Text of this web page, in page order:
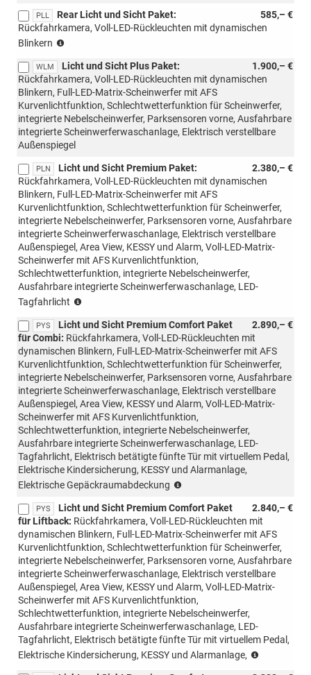
PLC/PL4/PLF/PL9
möglich)
PLL 585,– €
Rear Licht und Sicht Paket:
Rückfahrkamera, Voll-LED-Rückleuchten mit dynamischen
Blinkern
3N3
möglich)
WLM 1.900,– €
Licht und Sicht Plus Paket:
Rückfahrkamera, Voll-LED-Rückleuchten mit dynamischen
Blinkern, Full-LED-Matrix-Scheinwerfer mit AFS
Kurvenlichtfunktion, Schlechtwetterfunktion für Scheinwerfer,
integrierte Nebelscheinwerfer, Parksensoren vorne, Ausfahrbare
integrierte Scheinwerferwaschanlage, Elektrisch verstellbare
Außenspiegel
PLN 2.380,– €
Licht und Sicht Premium Paket:
Rückfahrkamera, Voll-LED-Rückleuchten mit dynamischen
Blinkern, Full-LED-Matrix-Scheinwerfer mit AFS
Kurvenlichtfunktion, Schlechtwetterfunktion für Scheinwerfer,
integrierte Nebelscheinwerfer, Parksensoren vorne, Ausfahrbare
integrierte Scheinwerferwaschanlage, Elektrisch verstellbare
Außenspiegel, Area View, KESSY und Alarm, Voll-LED-Matrix-
Scheinwerfer mit AFS Kurvenlichtfunktion,
Schlechtwetterfunktion, integrierte Nebelscheinwerfer,
Ausfahrbare integrierte Scheinwerferwaschanlage, LED-
Tagfahrlicht
PTB/PTC/PAW/PAP
möglich,nicht
mit
Loft
möglich)
PYS 2.890,– €
Licht und Sicht Premium Comfort Paket
für Combi: Rückfahrkamera, Voll-LED-Rückleuchten mit
dynamischen Blinkern, Full-LED-Matrix-Scheinwerfer mit AFS
Kurvenlichtfunktion, Schlechtwetterfunktion für Scheinwerfer,
integrierte Nebelscheinwerfer, Parksensoren vorne, Ausfahrbare
integrierte Scheinwerferwaschanlage, Elektrisch verstellbare
Außenspiegel, Area View, KESSY und Alarm, Voll-LED-Matrix-
Scheinwerfer mit AFS Kurvenlichtfunktion,
Schlechtwetterfunktion, integrierte Nebelscheinwerfer,
Ausfahrbare integrierte Scheinwerferwaschanlage, LED-
Tagfahrlicht, Elektrisch betätigte fünfte Tür mit virtuellem Pedal,
Elektrische Kindersicherung, KESSY und Alarmanlage,
Elektrische Gepäckraumabdeckung
PTB/PTC/PAW/PAP
möglich,
nicht
mit
Loft,
Liftback/Combi
möglich)
PYS 2.840,– €
Licht und Sicht Premium Comfort Paket
für Liftback: Rückfahrkamera, Voll-LED-Rückleuchten mit
dynamischen Blinkern, Full-LED-Matrix-Scheinwerfer mit AFS
Kurvenlichtfunktion, Schlechtwetterfunktion für Scheinwerfer,
integrierte Nebelscheinwerfer, Parksensoren vorne, Ausfahrbare
integrierte Scheinwerferwaschanlage, Elektrisch verstellbare
Außenspiegel, Area View, KESSY und Alarm, Voll-LED-Matrix-
Scheinwerfer mit AFS Kurvenlichtfunktion,
Schlechtwetterfunktion, integrierte Nebelscheinwerfer,
Ausfahrbare integrierte Scheinwerferwaschanlage, LED-
Tagfahrlicht, Elektrisch betätigte fünfte Tür mit virtuellem Pedal,
Elektrische Kindersicherung, KESSY und Alarmanlage,